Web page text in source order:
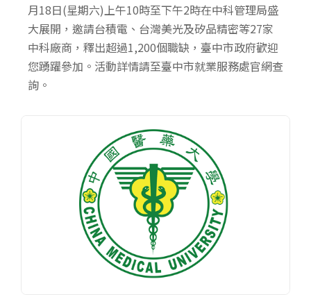
月18日(星期六)上午10時至下午2時在中科管理局盛
大展開，邀請台積電、台灣美光及矽品精密等27家
中科廠商，釋出超過1,200個職缺，臺中市政府歡迎
您踴躍參加。活動詳情請至臺中市就業服務處官網查
詢。